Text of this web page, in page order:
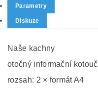
Parametry
Diskuze
Naše kachny
otočný informační kotouč
rozsah: 2 × formát A4